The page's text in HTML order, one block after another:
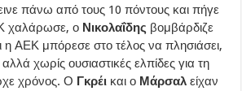
πάνω από τους 10 πόντους και πήγε
ο Νικολαΐδης βομβάρδιζε
η ΑΕΚ μπόρεσε στο τέλος να πλησιάσει,
χωρίς ουσιαστικές ελπίδες για τη
χρόνος. Ο Γκρέι και ο Μάρσαλ είχαν